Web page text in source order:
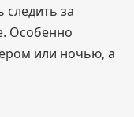
за
Особенно
или ночью, а